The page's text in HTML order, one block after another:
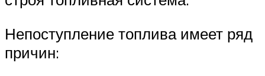
Непоступление топлива имеет ряд
причин: